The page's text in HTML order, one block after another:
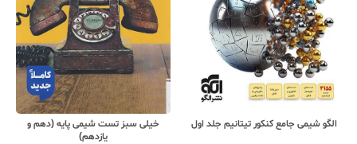
الگو شیمی جامع کنکور تیتانیم جلد اول
خیلی سبز تست شیمی پایه (دهم و
یازدهم)